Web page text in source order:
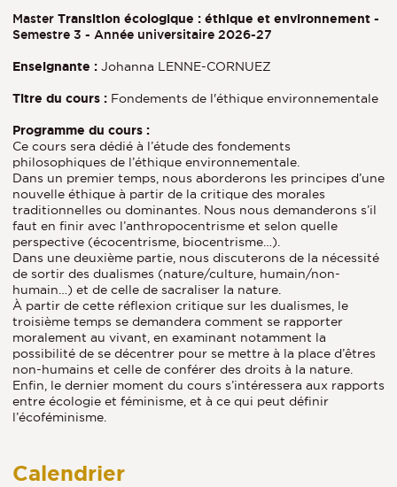
Master Transition écologique : éthique et environnement -
Semestre 3 - Année universitaire 2026-27
Enseignante : Johanna LENNE-CORNUEZ
Titre du cours : Fondements de l'éthique environnementale
Programme du cours :
Ce cours sera dédié à l’étude des fondements
philosophiques de l’éthique environnementale.
Dans un premier temps, nous aborderons les principes d’une
nouvelle éthique à partir de la critique des morales
traditionnelles ou dominantes. Nous nous demanderons s’il
faut en finir avec l’anthropocentrisme et selon quelle
perspective (écocentrisme, biocentrisme…).
Dans une deuxième partie, nous discuterons de la nécessité
de sortir des dualismes (nature/culture, humain/non-
humain…) et de celle de sacraliser la nature.
À partir de cette réflexion critique sur les dualismes, le
troisième temps se demandera comment se rapporter
moralement au vivant, en examinant notamment la
possibilité de se décentrer pour se mettre à la place d’êtres
non-humains et celle de conférer des droits à la nature.
Enfin, le dernier moment du cours s’intéressera aux rapports
entre écologie et féminisme, et à ce qui peut définir
l’écoféminisme.
Calendrier